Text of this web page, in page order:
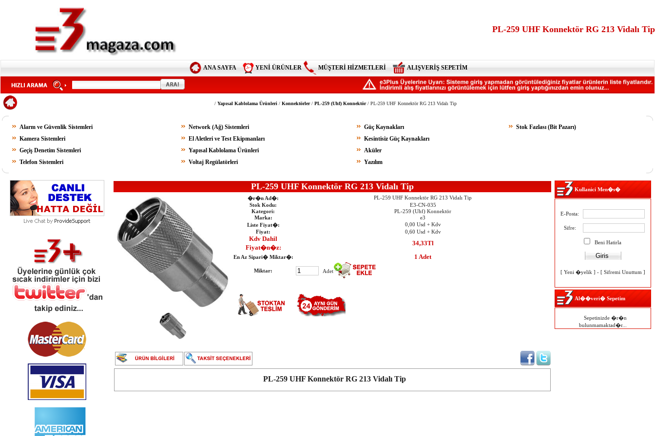
PL-259 UHF Konnektör RG 213 Vidalı Tip
ANA SAYFA YENİ ÜRÜNLER MÜŞTERİ HİZMETLERİ ALIŞVERİŞ SEPETİM
/ Yapısal Kablolama Ürünleri / Konnektörler/ PL-259 (Uhf) Konnektör/ PL-259 UHF Konnektör RG 213 Vidalı Tip
Alarm ve Güvenlik Sistemleri Network (Ağ) Sistemleri Güç Kaynakları
Stok Fazlası (Bit Pazarı)
Kamera Sistemleri
El Aletleri ve Test Ekipmanları
Kesintisiz Güç Kaynakları
Geçiş Denetim Sistemleri
Yapısal Kablolama Ürünleri
Aküler
Telefon Sistemleri
Voltaj Regülatörleri Yazılım
PL-259 UHF Konnektör RG 213 Vidalı Tip
�r�n Ad�:
PL-259 UHF Konnektör RG 213 Vidalı Tip
Stok Kodu:
E3-CN-035
Kategori:
PL-259 (Uhf) Konnektör
Marka:
e3
Liste Fiyat�:
0,00 Usd + Kdv
Fiyat:
0,60 Usd + Kdv
Kdv Dahil
Fiyat�n�z:
34,33Tl
En Az Sipari� Miktar�: 1 Adet
Miktar: Adet
PL-259 UHF Konnektör RG 213 Vidalı Tip
Kullanici Men�s�
E-Posta:
Sifre:
Beni Hatirla
[ Yeni �yelik ] - [ Sifremi Unuttum ]
Al��veri� Sepetim
Sepetinizde �r�n
bulunmamaktad�r...